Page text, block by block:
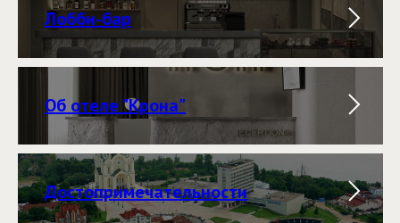
Лобби-бар
Об отеле "Крона"
Достопримечательности